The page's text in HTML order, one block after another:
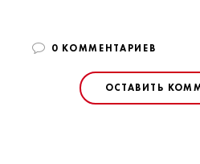
0 КОММЕНТАРИЕВ
ОСТАВИТЬ